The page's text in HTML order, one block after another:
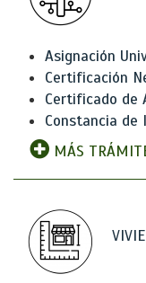
Asignación
Certificación
Certificado de
Constancia de
MÁS